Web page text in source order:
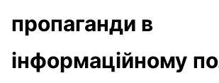
пропаганди в
інформаційному